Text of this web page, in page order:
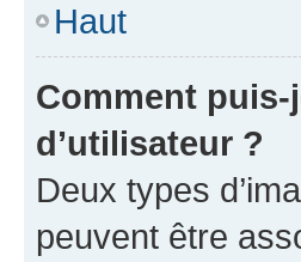
Haut
Comment
d’utilisateur ?
Deux types
peuvent être